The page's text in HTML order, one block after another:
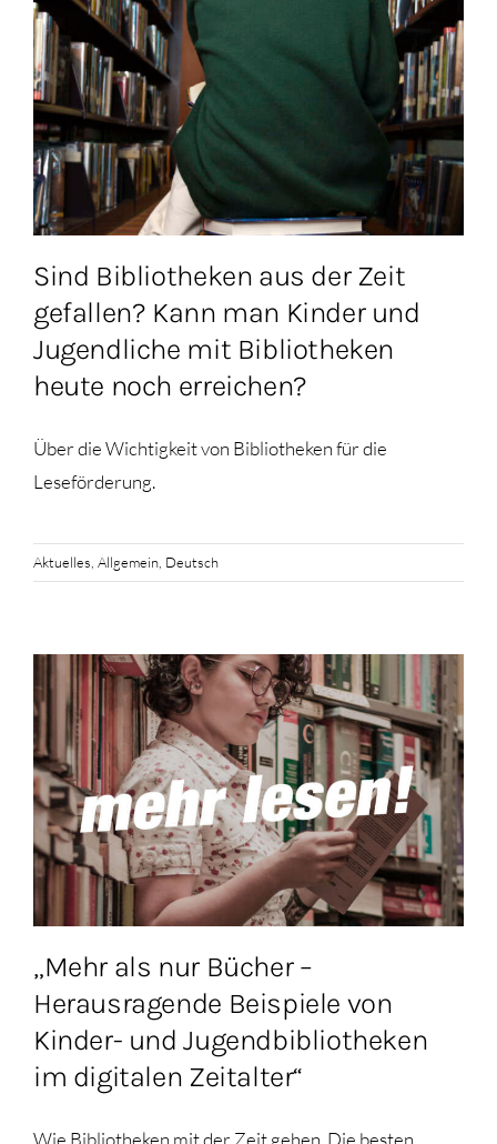
Sind Bibliotheken aus der Zeit
gefallen? Kann man Kinder und
Jugendliche mit Bibliotheken
heute noch erreichen?
Über die Wichtigkeit von Bibliotheken für die
Leseförderung.
Aktuelles Allgemein Deutsch
„Mehr als nur Bücher –
Herausragende Beispiele von
Kinder- und Jugendbibliotheken
im digitalen Zeitalter“
Wie Bibliotheken mit der Zeit gehen. Die besten